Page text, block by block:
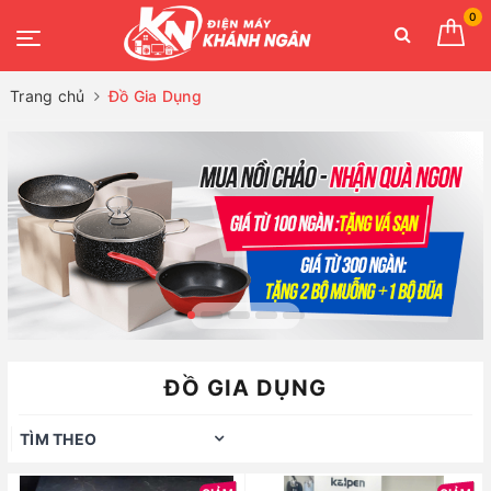
0
Trang chủ Đồ Gia Dụng
ĐỒ GIA DỤNG
TÌM THEO